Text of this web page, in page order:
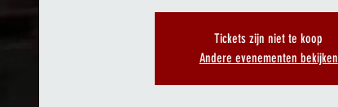
Tickets zijn niet te koop
Andere evenementen bekijken